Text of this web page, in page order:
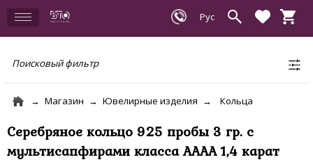
Поисковый фильтр
Магазин Ювелирные изделия Кольца
Серебряное кольцо 925 пробы 3 гр. с
мультисапфирами класса АААА 1,4 карат